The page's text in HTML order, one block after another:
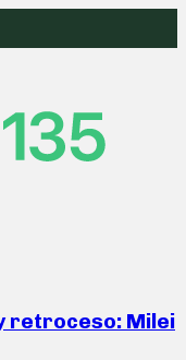
retroceso: Milei